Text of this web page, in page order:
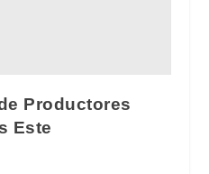
Productores
Este